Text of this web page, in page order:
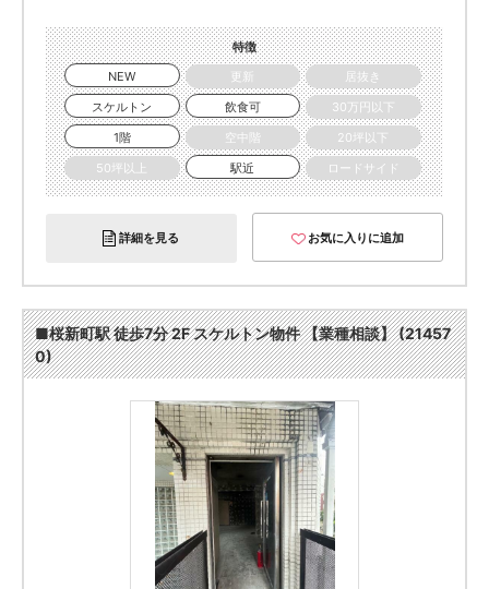
特徴
NEW
更新
居抜き
スケルトン
飲食可
30万円以下
1階
空中階
20坪以下
50坪以上
駅近 ロードサイド
詳細を見る お気に入りに追加
■桜新町駅 徒歩7分 2F スケルトン物件 【業種相談】 (21457
0)